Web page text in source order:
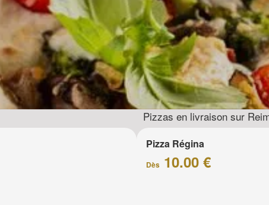
Pizzas en livraison sur
Pizza Régina
Dès10.00 €